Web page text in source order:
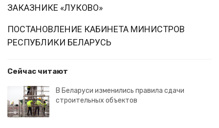
ЗАКАЗНИКЕ «ЛУКОВО»
ПОСТАНОВЛЕНИЕ КАБИНЕТА МИНИСТРОВ
РЕСПУБЛИКИ БЕЛАРУСЬ
Сейчас читают
В Беларуси изменились правила сдачи
строительных объектов